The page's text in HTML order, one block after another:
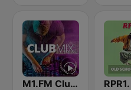
M1.FM Club Mix